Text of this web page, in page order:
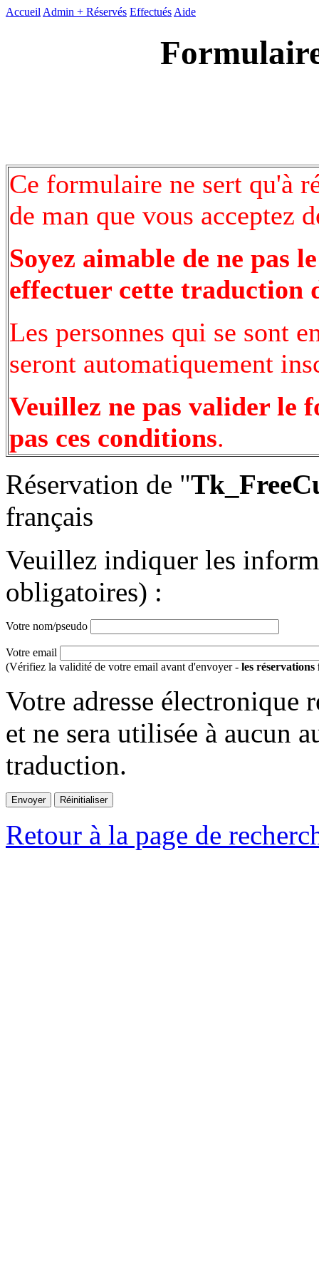
Accueil Admin + Réservés Effectués Aide
Ce formulaire ne sert qu'à
de man que vous acceptez
Soyez aimable de ne pas
effectuer cette traduction
Les personnes qui se sont
seront automatiquement
Veuillez ne pas valider le
pas ces conditions.
Réservation de "
français
Veuillez indiquer les
obligatoires) :
Votre nom/pseudo
Votre email
(Vérifiez la validité de votre email avant d'envoyer - les réservations
Votre adresse électronique
et ne sera utilisée à aucun
traduction.
Retour à la page de